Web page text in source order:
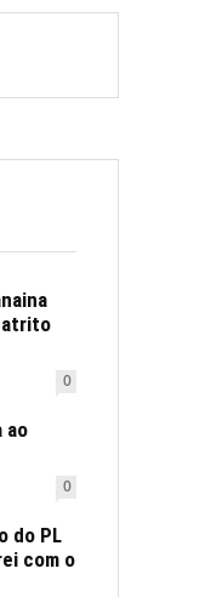
atrito
0
ao
0
do PL
com o